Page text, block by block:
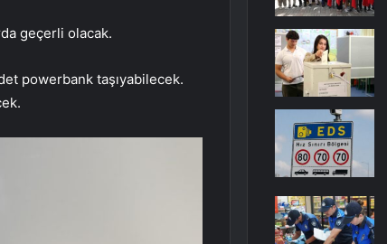
geçerli olacak.
powerbank taşıyabilecek.